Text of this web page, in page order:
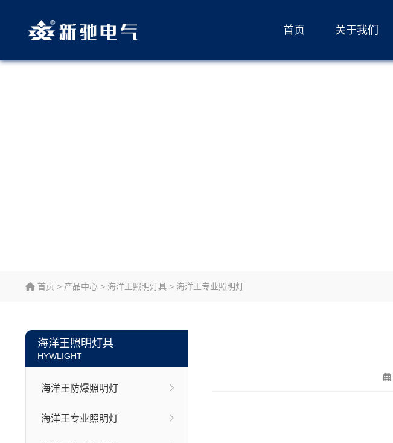
首页 关于我们
首页 > 产品中心 > 海洋王照明灯具 > 海洋王专业照明灯
海洋王照明灯具
HYWLIGHT
海洋王防爆照明灯
海洋王专业照明灯